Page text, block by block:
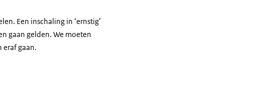
Een inschaling in ‘ernstig’
gaan gelden. We moeten
eraf gaan.